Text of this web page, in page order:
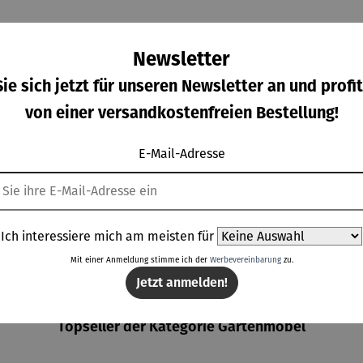
grau
Preis:
€
Quadro
inkl.
arsystem
Verkaufspreis:
526,50 €
Regulärer Preis:
Hochbeet
Topseller der Kategorie Gartenmöbel
Newsletter
sich jetzt für unseren Newsletter an und
von einer versandkostenfreien Bestellung!
E-Mail-Adresse
Ich interessiere mich am meisten für
Mit einer Anmeldung stimme ich der Werbevereinbarungzu.
Jetzt anmelden!